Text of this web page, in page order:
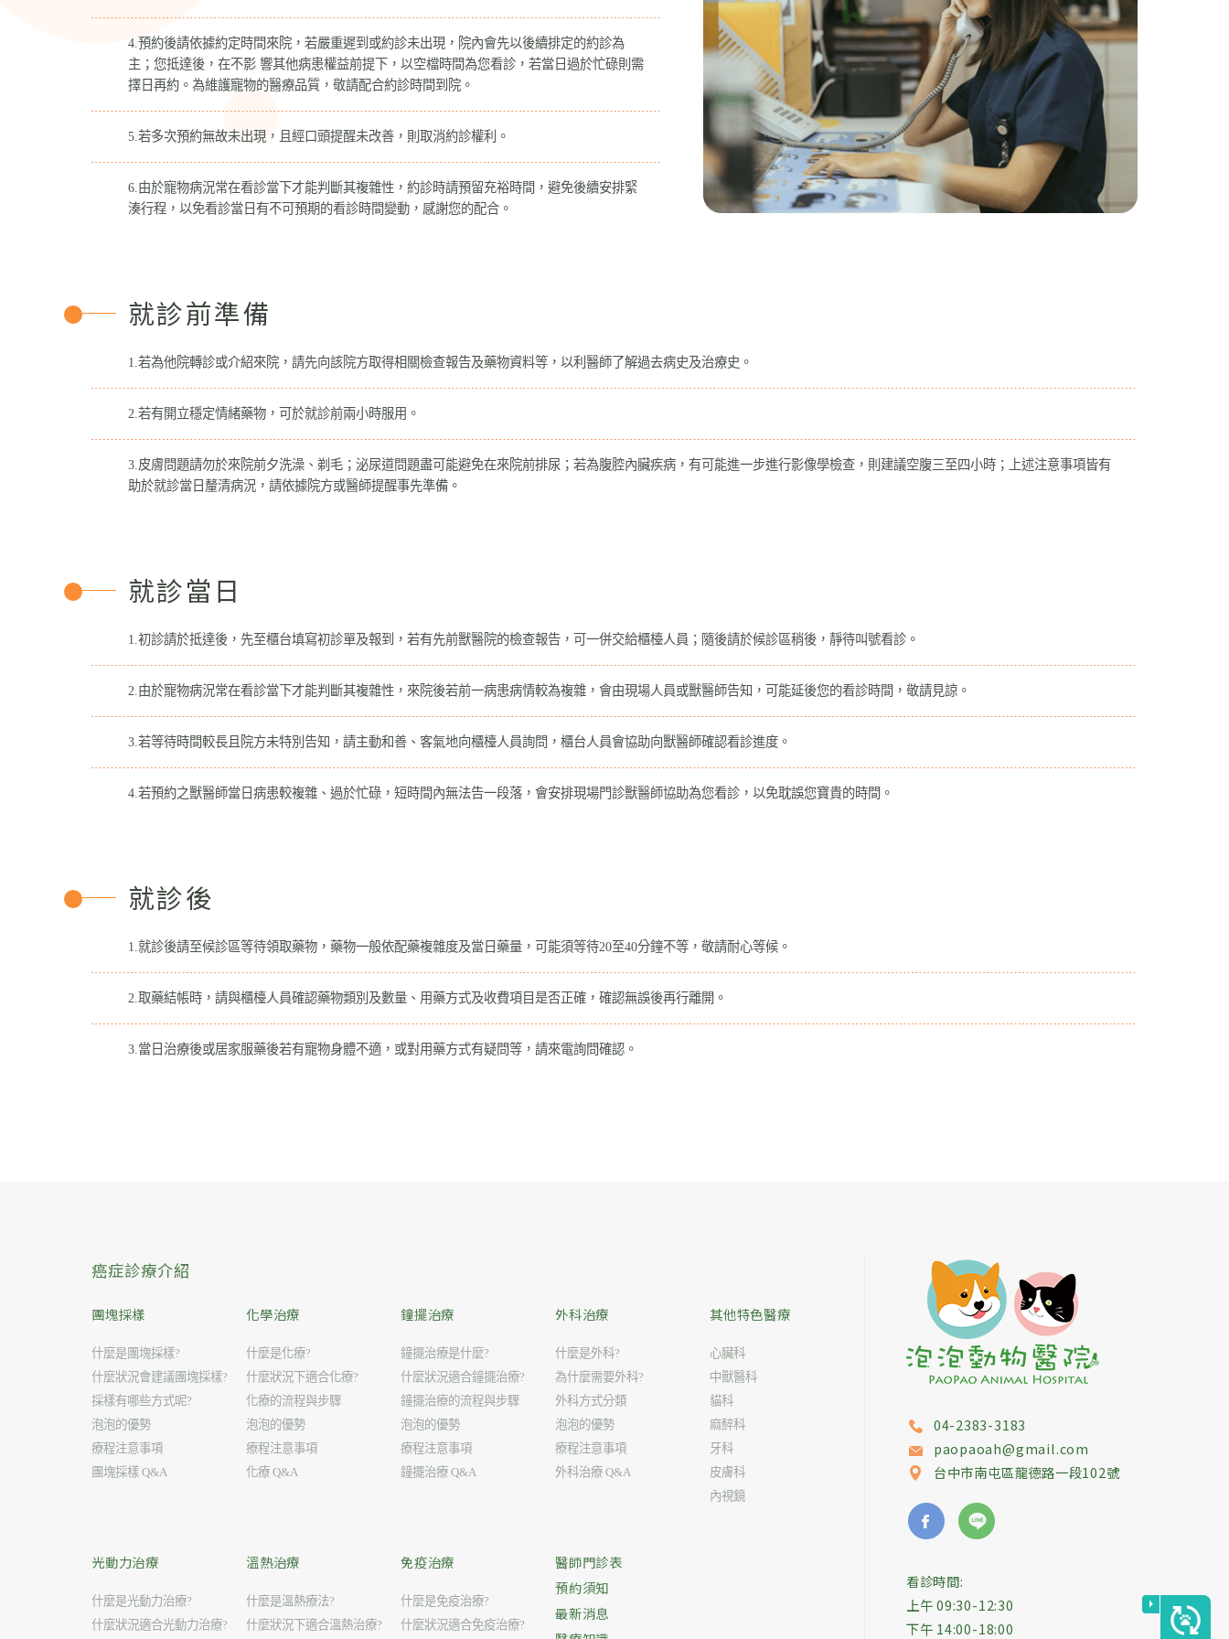
4.預約後請依據約定時間來院，若嚴重遲到或約診未出現，院內會先以後續排定的約診為
主；您抵達後，在不影 響其他病患權益前提下，以空檔時間為您看診，若當日過於忙碌則需
擇日再約。為維護寵物的醫療品質，敬請配合約診時間到院。
5.若多次預約無故未出現，且經口頭提醒未改善，則取消約診權利。
6.由於寵物病況常在看診當下才能判斷其複雜性，約診時請預留充裕時間，避免後續安排緊
湊行程，以免看診當日有不可預期的看診時間變動，感謝您的配合。
就診前準備
1.若為他院轉診或介紹來院，請先向該院方取得相關檢查報告及藥物資料等，以利醫師了解過去病史及治療史。
2.若有開立穩定情緒藥物，可於就診前兩小時服用。
3.皮膚問題請勿於來院前夕洗澡、剃毛；泌尿道問題盡可能避免在來院前排尿；若為腹腔內臟疾病，有可能進一步進行影像學檢查，則建議空腹三至四小時；上述注意事項皆有
助於就診當日釐清病況，請依據院方或醫師提醒事先準備。
就診當日
1.初診請於抵達後，先至櫃台填寫初診單及報到，若有先前獸醫院的檢查報告，可一併交給櫃檯人員；隨後請於候診區稍後，靜待叫號看診。
2.由於寵物病況常在看診當下才能判斷其複雜性，來院後若前一病患病情較為複雜，會由現場人員或獸醫師告知，可能延後您的看診時間，敬請見諒。
3.若等待時間較長且院方未特別告知，請主動和善、客氣地向櫃檯人員詢問，櫃台人員會協助向獸醫師確認看診進度。
4.若預約之獸醫師當日病患較複雜、過於忙碌，短時間內無法告一段落，會安排現場門診獸醫師協助為您看診，以免耽誤您寶貴的時間。
就診後
1.就診後請至候診區等待領取藥物，藥物一般依配藥複雜度及當日藥量，可能須等待20至40分鐘不等，敬請耐心等候。
2.取藥結帳時，請與櫃檯人員確認藥物類別及數量、用藥方式及收費項目是否正確，確認無誤後再行離開。
3.當日治療後或居家服藥後若有寵物身體不適，或對用藥方式有疑問等，請來電詢問確認。
癌症診療介紹
團塊採樣
什麼是團塊採樣?
什麼狀況會建議團塊採樣?
採樣有哪些方式呢?
泡泡的優勢
療程注意事項
團塊採樣 Q&A
化學治療
什麼是化療?
什麼狀況下適合化療?
化療的流程與步驟
泡泡的優勢
療程注意事項
化療 Q&A
鐘擺治療
鐘擺治療是什麼?
什麼狀況適合鐘擺治療?
鐘擺治療的流程與步驟
泡泡的優勢
療程注意事項
鐘擺治療 Q&A
外科治療
什麼是外科?
為什麼需要外科?
外科方式分類
泡泡的優勢
療程注意事項
外科治療 Q&A
其他特色醫療
心臟科
中獸醫科
貓科
麻醉科
牙科
皮膚科
內視鏡
光動力治療
什麼是光動力治療?
什麼狀況適合光動力治療?
溫熱治療
什麼是溫熱療法?
什麼狀況下適合溫熱治療?
免疫治療
什麼是免疫治療?
什麼狀況適合免疫治療?
醫師門診表
預約須知
最新消息
04-2383-3183
paopaoah@gmail.com
台中市南屯區龍德路一段102號
看診時間:
上午 09:30-12:30
下午 14:00-18:00